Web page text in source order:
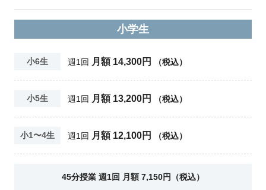
小学生
小6生 週1回 月額 14,300円 （税込）
小5生 週1回 月額 13,200円 （税込）
小1〜4生 週1回 月額 12,100円 （税込）
45分授業 週1回 月額 7,150円（税込）